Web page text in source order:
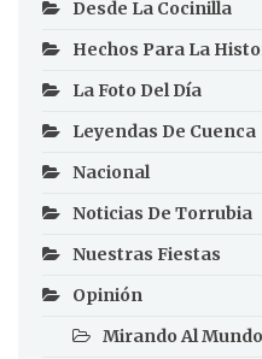
Desde La Cocinilla
Hechos Para La
La Foto Del Día
Leyendas De Cuenca
Nacional
Noticias De Torrubia
Nuestras Fiestas
Opinión
Mirando Al